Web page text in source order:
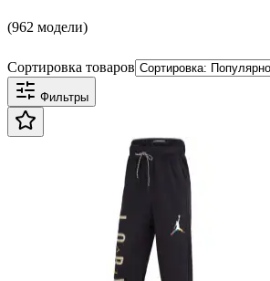
(962 модели)
Сортировка товаров
Фильтры